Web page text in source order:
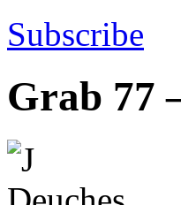
Subscribe
Grab 77